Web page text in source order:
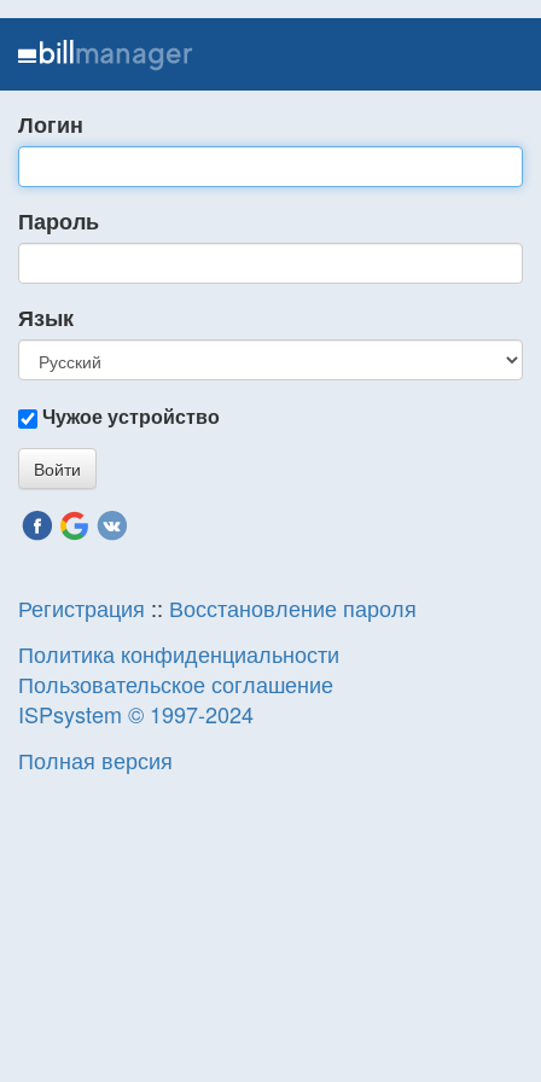
Логин
Пароль
Язык
Чужое устройство
Регистрация :: Восстановление пароля
Политика конфиденциальности
Пользовательское соглашение
ISPsystem © 1997-2024
Полная версия